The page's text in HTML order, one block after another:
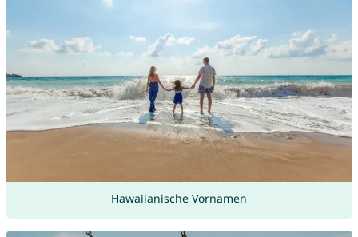
Hawaiianische Vornamen